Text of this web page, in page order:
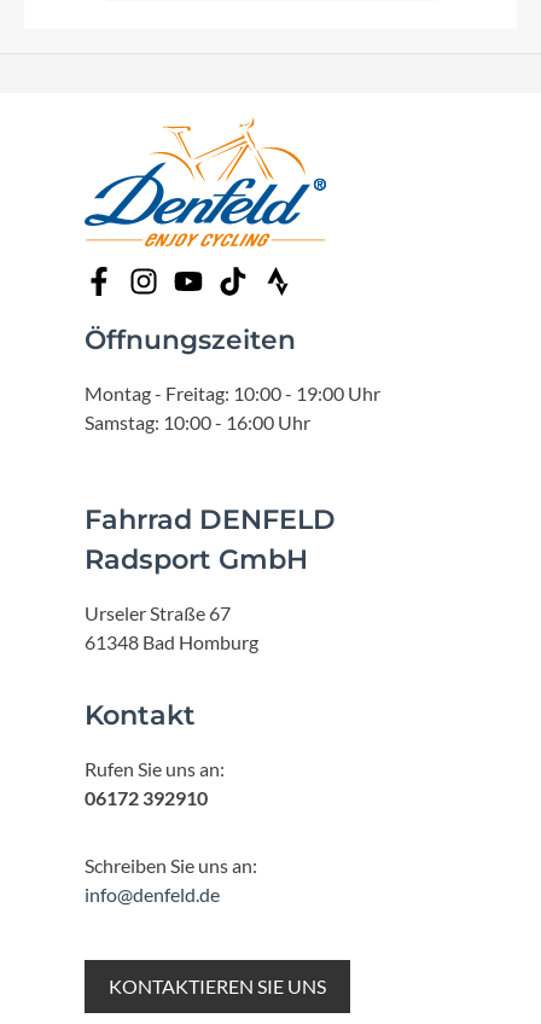
Öffnungszeiten
Montag - Freitag: 10:00 - 19:00 Uhr
Samstag: 10:00 - 16:00 Uhr
Fahrrad DENFELD
Radsport GmbH
Urseler Straße 67
61348 Bad Homburg
Kontakt
Rufen Sie uns an:
06172 392910
Schreiben Sie uns an:
info@denfeld.de
KONTAKTIEREN SIE UNS